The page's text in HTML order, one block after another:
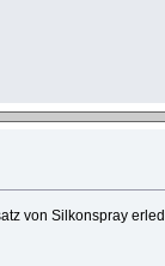
von Silkonspray